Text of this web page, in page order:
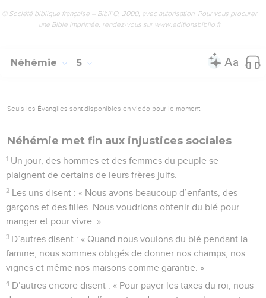
© Société biblique française – Bibli’O, 2000, avec autorisation. Pour vous procurer
une Bible imprimée, rendez-vous sur www.editionsbiblio.fr
Néhémie 5
Seuls les Évangiles sont disponibles en vidéo pour le moment.
Néhémie met fin aux injustices sociales
1 Un jour, des hommes et des femmes du peuple se
plaignent de certains de leurs frères juifs.
2 Les uns disent : « Nous avons beaucoup d’enfants, des
garçons et des filles. Nous voudrions obtenir du blé pour
manger et pour vivre. »
3 D’autres disent : « Quand nous voulons du blé pendant la
famine, nous sommes obligés de donner nos champs, nos
vignes et même nos maisons comme garantie. »
4 D’autres encore disent : « Pour payer les taxes du roi, nous